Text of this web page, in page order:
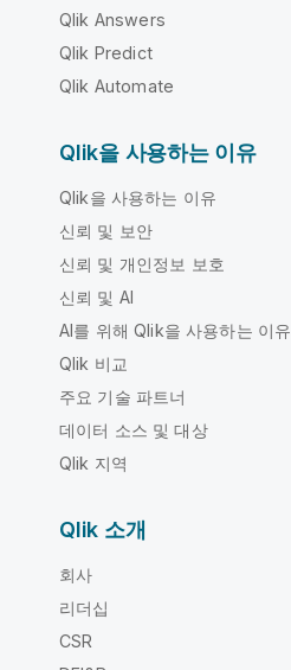
Qlik Answers
Qlik Predict
Qlik Automate
Qlik을 사용하는 이유
Qlik을 사용하는 이유
신뢰 및 보안
신뢰 및 개인정보 보호
신뢰 및 AI
AI를 위해 Qlik을 사용하는 이유
Qlik 비교
주요 기술 파트너
데이터 소스 및 대상
Qlik 지역
Qlik 소개
회사
리더십
CSR